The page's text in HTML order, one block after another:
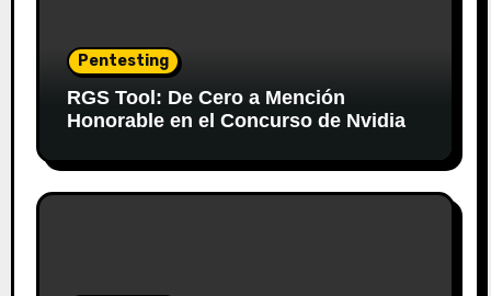
Pentesting
RGS Tool: De Cero a Mención
Honorable en el Concurso de Nvidia